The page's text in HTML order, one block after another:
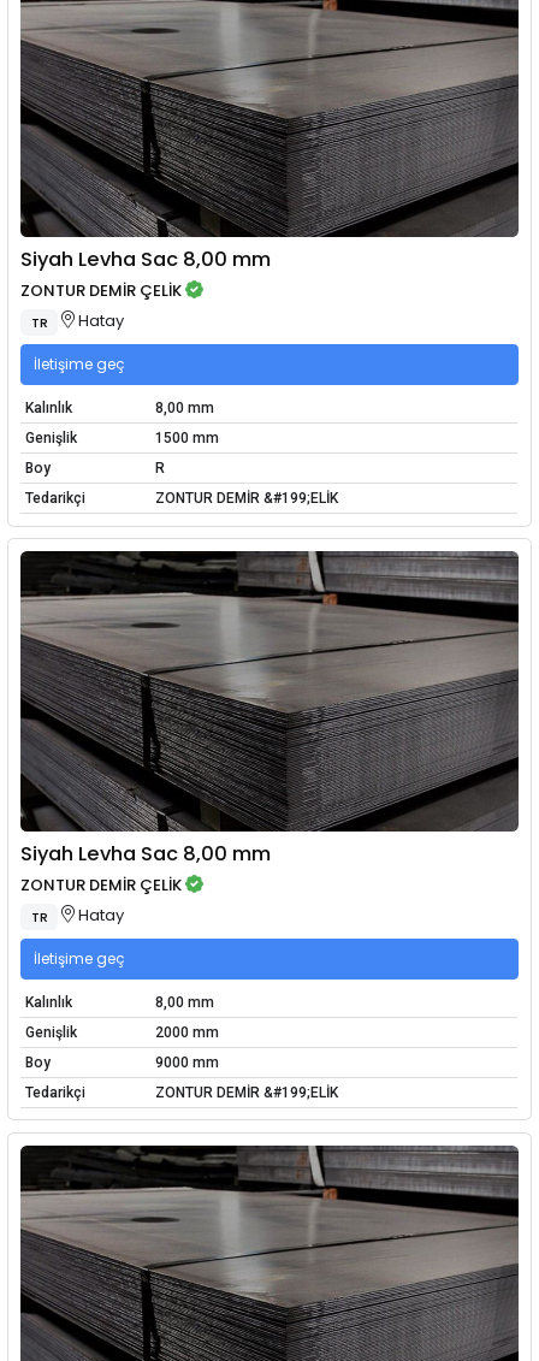
Siyah Levha Sac 8,00 mm
ZONTUR DEMİR ÇELİK
TR Hatay
İletişime geç
Kalınlık
8,00 mm
Genişlik
1500 mm
Boy
R
Tedarikçi
ZONTUR DEMİR &#199;ELİK
Siyah Levha Sac 8,00 mm
ZONTUR DEMİR ÇELİK
TR Hatay
İletişime geç
Kalınlık
8,00 mm
Genişlik
2000 mm
Boy
9000 mm
Tedarikçi
ZONTUR DEMİR &#199;ELİK